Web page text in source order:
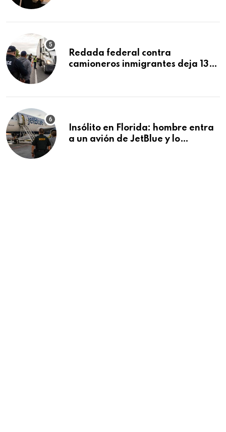
Redada federal contra
camioneros inmigrantes deja 137
Insólito en Florida: hombre entra
a un avión de JetBlue y lo